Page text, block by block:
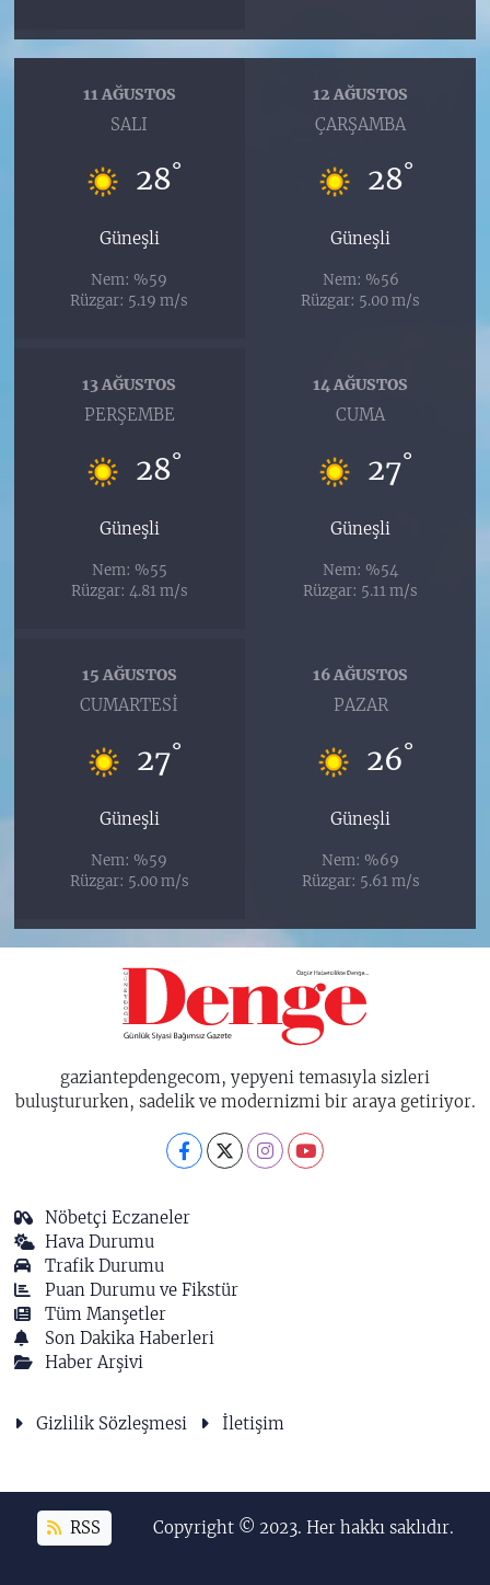
11 AĞUSTOS
SALI
28°
Güneşli
Nem: %59
Rüzgar: 5.19 m/s
12 AĞUSTOS
ÇARŞAMBA
28°
Güneşli
Nem: %56
Rüzgar: 5.00 m/s
13 AĞUSTOS
PERŞEMBE
28°
Güneşli
Nem: %55
Rüzgar: 4.81 m/s
14 AĞUSTOS
CUMA
27°
Güneşli
Nem: %54
Rüzgar: 5.11 m/s
15 AĞUSTOS
CUMARTESI
27°
Güneşli
Nem: %59
Rüzgar: 5.00 m/s
16 AĞUSTOS
PAZAR
26°
Güneşli
Nem: %69
Rüzgar: 5.61 m/s
gaziantepdengecom, yepyeni temasıyla sizleri
buluştururken, sadelik ve modernizmi bir araya getiriyor.
Nöbetçi Eczaneler
Hava Durumu
Trafik Durumu
Puan Durumu ve Fikstür
Tüm Manşetler
Son Dakika Haberleri
Haber Arşivi
Gizlilik Sözleşmesi İletişim
RSS Copyright © 2023. Her hakkı saklıdır.